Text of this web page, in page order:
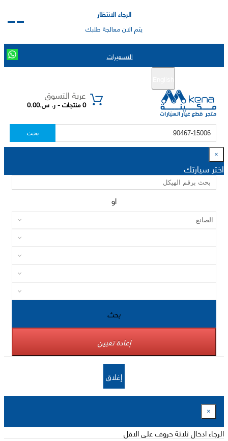
الرجاء الانتظار
يتم الان معالجة طلبك
التسعيرات
عربة التسوق
0 منتجات - ر. س.0.00
بحث
×
اختر سيارتك
او
بحث
إعادة تعيين
إغلاق
×
الرجاء ادخال ثلاثة حروف على الاقل